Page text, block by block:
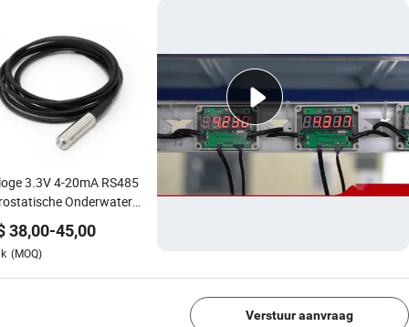
3.3V 4-20mA RS485
Onderwater
316 Watertank Niveau
Proef
38,00-45,00
(MOQ)
Verstuur aanvraag